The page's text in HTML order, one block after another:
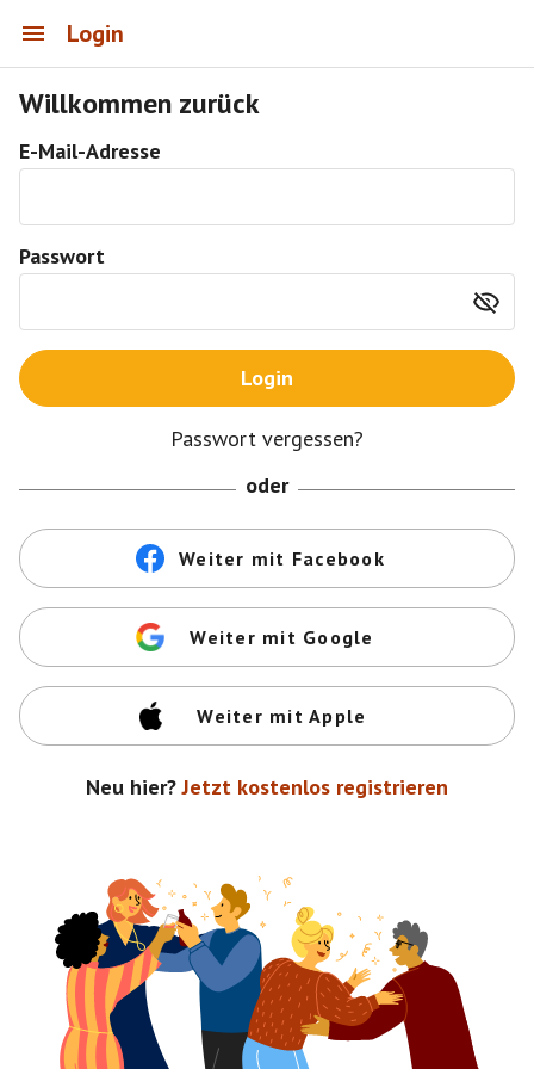
Login
Willkommen zurück
E-Mail-Adresse
Passwort
Login
Passwort vergessen?
oder
Weiter mit Facebook
Weiter mit Google
Weiter mit Apple
Neu hier? Jetzt kostenlos registrieren